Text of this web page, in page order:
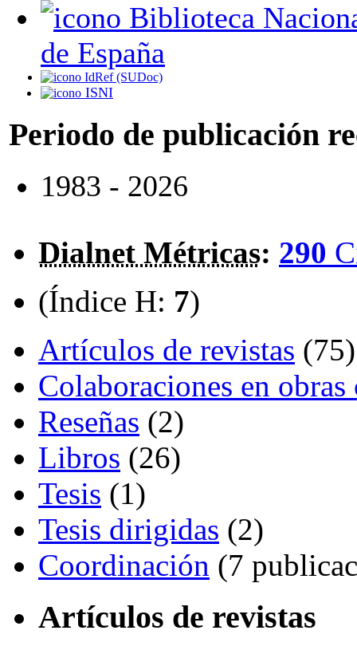
de España
IdRef (SUDoc)
ISNI
Periodo de publicación
1983 - 2026
Dialnet Métricas: 290
(Índice H: 7)
Artículos de revistas (75)
Colaboraciones en
Reseñas (2)
Libros (26)
Tesis (1)
Tesis dirigidas (2)
Coordinación (7
Artículos de revistas